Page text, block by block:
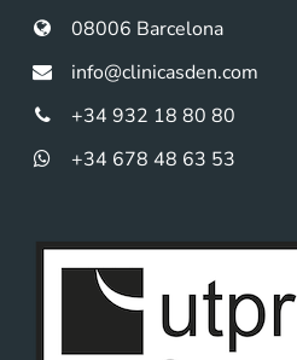
08006 Barcelona
info@clinicasden.com
+34 932 18 80 80
+34 678 48 63 53